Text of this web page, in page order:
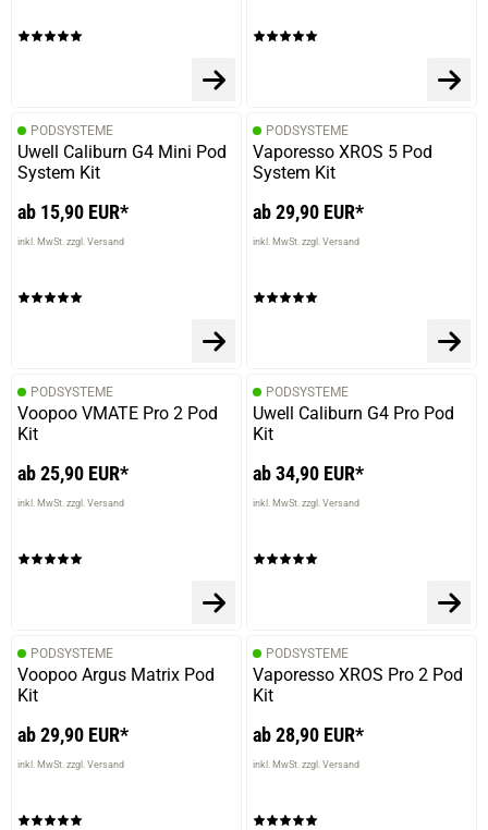
PODSYSTEME
Uwell Caliburn G4 Mini Pod
System Kit
ab 15,90 EUR*
inkl. MwSt. zzgl. Versand
PODSYSTEME
Vaporesso XROS 5 Pod
System Kit
ab 29,90 EUR*
inkl. MwSt. zzgl. Versand
PODSYSTEME
Voopoo VMATE Pro 2 Pod
Kit
ab 25,90 EUR*
inkl. MwSt. zzgl. Versand
PODSYSTEME
Uwell Caliburn G4 Pro Pod
Kit
ab 34,90 EUR*
inkl. MwSt. zzgl. Versand
PODSYSTEME
Voopoo Argus Matrix Pod
Kit
ab 29,90 EUR*
inkl. MwSt. zzgl. Versand
PODSYSTEME
Vaporesso XROS Pro 2 Pod
Kit
ab 28,90 EUR*
inkl. MwSt. zzgl. Versand